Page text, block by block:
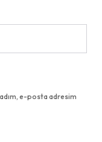
e-posta adresim